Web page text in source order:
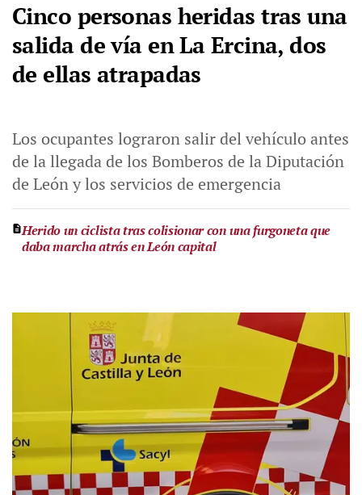
Cinco personas heridas tras una
salida de vía en La Ercina, dos
de ellas atrapadas
Los ocupantes lograron salir del vehículo antes
de la llegada de los Bomberos de la Diputación
de León y los servicios de emergencia
Herido un ciclista tras colisionar con una furgoneta que
daba marcha atrás en León capital